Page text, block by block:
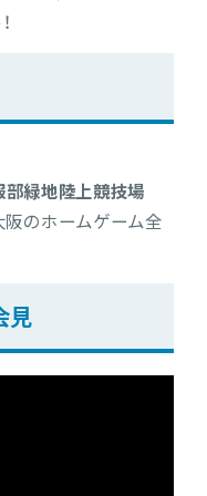
緑地陸上競技場
阪のホームゲーム全
見